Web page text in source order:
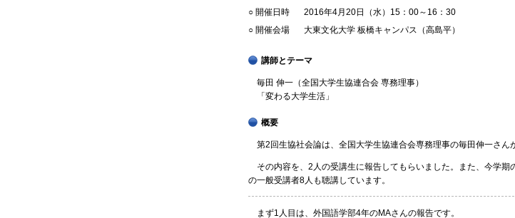
○ 開催日時
2016年4月20日（水）15：00～16：30
○ 開催会場
大東文化大学 板橋キャンパス（高島平）
講師とテーマ
毎田 伸一（全国大学生協連合会 専務理事）
「変わる大学生活」
概要
第2回生協社会論は、全国大学生協連合会専務理事の毎田伸一さん
その内容を、2人の受講生に報告してもらいました。また、今学期
の一般受講者8人も聴講しています。
まず1人目は、外国語学部4年のMAさんの報告です。